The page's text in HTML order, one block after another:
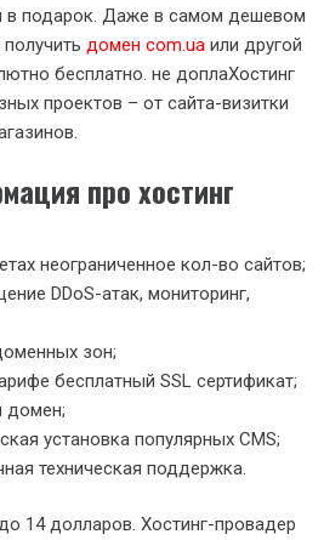
в подарок. Даже в самом дешевом
домен com.ua или другой
бесплатно. не доплаХостинг
проектов – от сайта-визитки
про хостинг
неограниченное кол-во сайтов;
DDoS-атак, мониторинг,
зон;
бесплатный SSL сертификат;
домен;
установка популярных CMS;
техническая поддержка.
14 долларов. Хостинг-провадер